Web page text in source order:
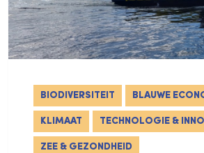
BIODIVERSITEIT BLAUWE
KLIMAAT TECHNOLOGIE &
ZEE & GEZONDHEID